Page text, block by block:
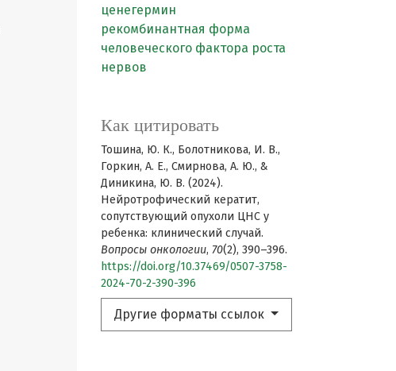
ценегермин
рекомбинантная форма
человеческого фактора роста
нервов
Как цитировать
Тошина, Ю. К., Болотникова, И. В.,
Горкин, А. Е., Смирнова, А. Ю., &
Диникина, Ю. В. (2024).
Нейротрофический кератит,
сопутствующий опухоли ЦНС у
ребенка: клинический случай.
Вопросы онкологии, 70(2), 390–396.
https://doi.org/10.37469/0507-3758-
2024-70-2-390-396
Другие форматы ссылок